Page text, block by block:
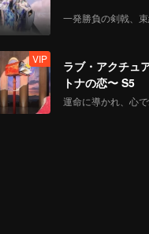
一発勝負の剣戟、
VIP
ラブ・アクチュ
トナの恋〜 S5
運命に導かれ、心